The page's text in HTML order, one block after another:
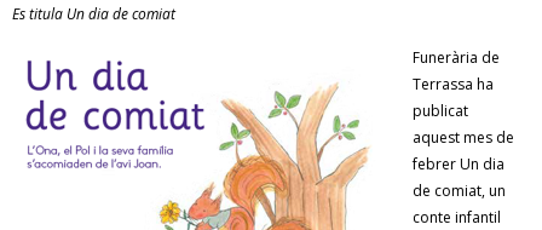
Es titula Un dia de comiat
Funerària de
Terrassa ha
publicat
aquest mes de
febrer Un dia
de comiat, un
conte infantil